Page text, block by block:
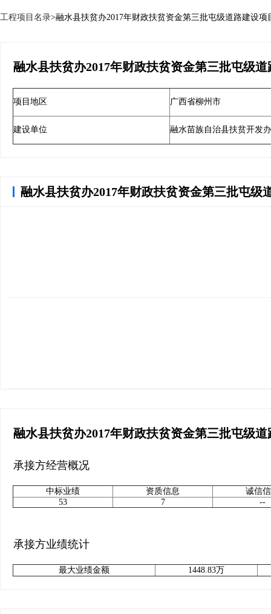
工程项目名录>融水县扶贫办2017年财政扶贫资金第三批屯级道路建设项
融水县扶贫办2017年财政扶贫资金第三批屯级
项目地区 广西省柳州市
建设单位 融水苗族自治县扶贫开发
融水县扶贫办2017年财政扶贫资金第三批屯级
融水县扶贫办2017年财政扶贫资金第三批屯级
承接方经营概况
中标业绩 资质信息
诚信
53
7 --
承接方业绩统计
最大业绩金额 1448.83万